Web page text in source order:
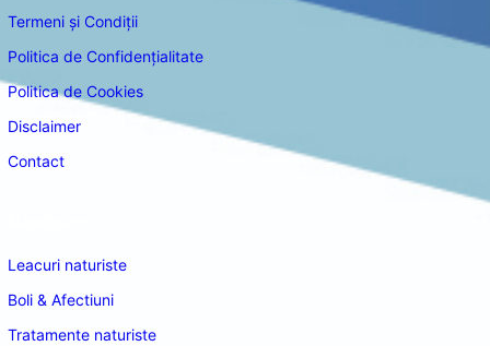
Termeni și Condiții
Politica de Confidențialitate
Politica de Cookies
Disclaimer
Contact
Leacuri naturiste
Boli & Afectiuni
Tratamente naturiste